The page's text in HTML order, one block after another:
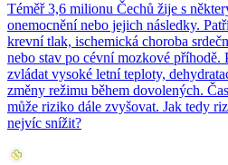
Téměř 3,6 milionu Čechů žije s
onemocnění nebo jejich následky.
krevní tlak, ischemická choroba
nebo stav po cévní mozkové příhodě.
zvládat vysoké letní teploty,
změny režimu během dovolených.
může riziko dále zvyšovat. Jak tedy
nejvíc snížit?